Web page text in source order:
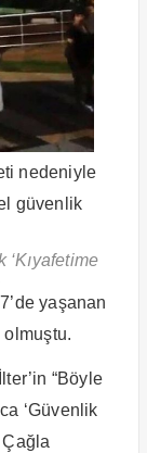
nedeniyle
güvenlik
yaşanan
“Böyle
‘Güvenlik
Çağla